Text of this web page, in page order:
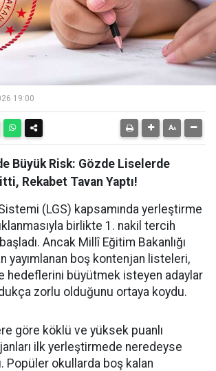
19:00
Büyük Risk: Gözde Liselerde
Rekabet Tavan Yaptı!
(LGS) kapsamında yerleştirme
birlikte 1. nakil tercih
Ancak Millî Eğitim Bakanlığı
yayımlanan boş kontenjan listeleri,
hedeflerini büyütmek isteyen adaylar
zorlu olduğunu ortaya koydu.
göre köklü ve yüksek puanlı
ilk yerleştirmede neredeyse
Popüler okullarda boş kalan